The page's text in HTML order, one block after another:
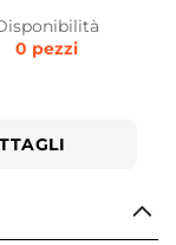
0 pezzi